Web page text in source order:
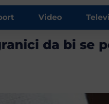
Video
da bi